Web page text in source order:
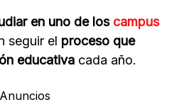
en uno de los campus
seguir el proceso que
educativa cada año.
Anuncios